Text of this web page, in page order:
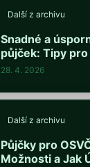
Další z archivu
Snadné a
půjček: Tipy
28. 4. 2026
Další z archivu
Půjčky pro
Možnosti a Jak